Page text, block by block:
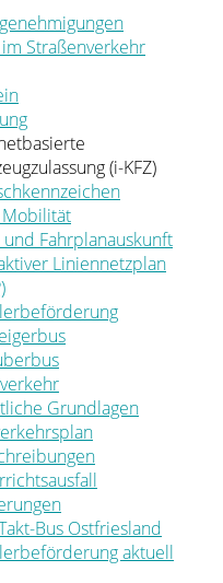
Straßenverkehr
(i-KFZ)
Mobilität
und Fahrplanauskunft
Liniennetzplan
Grundlagen
Bus Ostfriesland
aktuell